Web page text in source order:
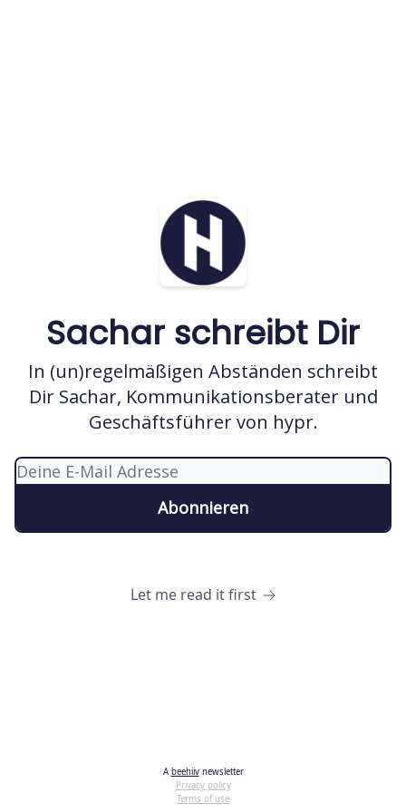
Sachar schreibt Dir
In (un)regelmäßigen Abständen schreibt
Dir Sachar, Kommunikationsberater und
Geschäftsführer von hypr.
Let me read it first
A beehiivnewsletter
Privacy policy
Terms of use